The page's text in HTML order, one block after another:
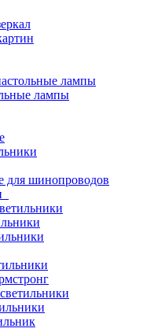
лампы
лампы
для шинопроводов